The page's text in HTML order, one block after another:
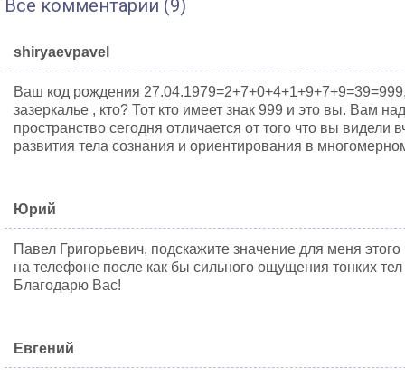
Все комментарии (9)
shiryaevpavel
Ваш код рождения
зазеркалье , кто? Тот кто имеет знак 999 и это вы. Вам
пространство сегодня отличается от того что вы
развития тела сознания и ориентирования в
Юрий
Павел Григорьевич, подскажите значение для меня
на телефоне после как бы сильного ощущения тонких
Благодарю Вас!
Евгений